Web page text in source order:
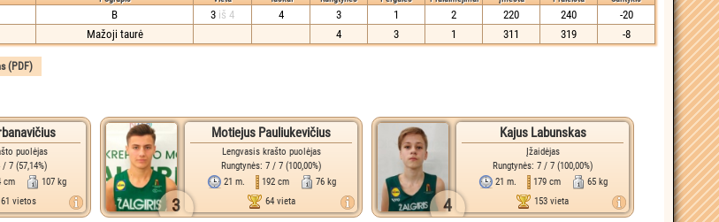
B 3 iš 4 4 3 1 2 220 240
-20
Mažoji taurė 4 3 1 311 319 -8
puolėjas
7 (57,14%)
cm
107 kg
vietos
Motiejus Pauliukevičius
Lengvasis krašto puolėjas
Rungtynės: 7 / 7 (100,00%)
21 m.
192 cm
76 kg
64 vieta
3
Kajus Labunskas
Įžaidėjas
Rungtynės: 7 / 7 (100,00%)
21 m.
179 cm
65 kg
153 vieta
4